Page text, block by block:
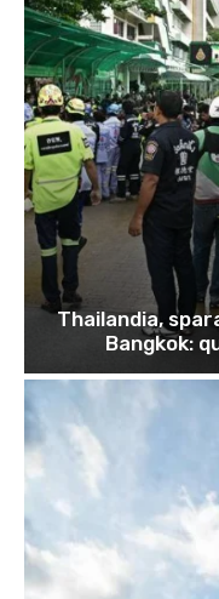
Thailandia,
Bangkok: